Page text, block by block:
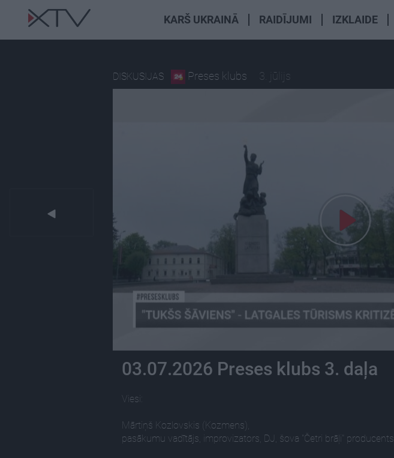
KARŠ UKRAINĀ RAIDĪJUMI IZKLAIDE
DISKUSIJAS Preses klubs 3. jūlijs
03.07.2026 Preses klubs 3. daļa
Viesi:
Mārtiņš Kozlovskis (Kozmens),
pasākumu vadītājs, improvizators, DJ, šova "Četri brāļi" producents